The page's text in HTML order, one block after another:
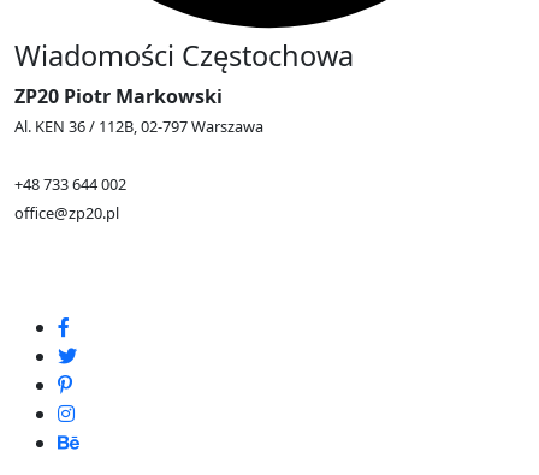
Wiadomości Częstochowa
ZP20 Piotr Markowski
Al. KEN 36 / 112B, 02-797 Warszawa
+48 733 644 002
office@zp20.pl